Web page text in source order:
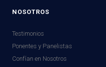
NOSOTROS
Testimonios
Ponentes y Panelistas
Confían en Nosotros